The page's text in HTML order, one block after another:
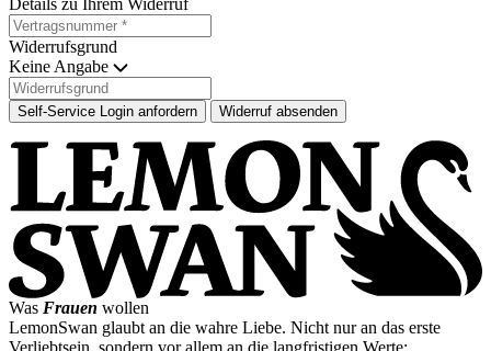
Details zu Ihrem Widerruf
Widerrufsgrund
Keine Angabe
Self-Service Login anfordern Widerruf absenden
Was Frauen wollen
LemonSwan glaubt an die wahre Liebe. Nicht nur an das erste